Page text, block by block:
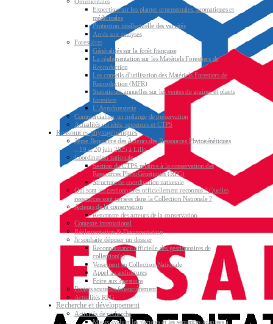
Ornementales
Expertises sur les plantes ornementales, aromatiques et
médicinales
Protection intellectuelle des variétés
Accès aux analyses
Forestières
Généralités sur la forêt française
La réglementation sur les Matériels Forestiers de
Reproduction
Les conseils d’utilisation des Matériels Forestiers de
Reproduction (MFR)
Statistiques annuelles sur les ventes de graines et plants
forestiers
L’Agroforesterie
Commercialiser un mélange de préservation
Actualités variétés, semences et CTPS
Ressources phytogénétiques
3ème Rencontre des Acteurs des Ressources Phytogénétiques
– 19 et 20 juin 2025 à Lille
Coordination nationale
Section du CTPS relative à la conservation des
Ressources PhytoGénétiques (RPG)
Structure de coordination nationale
Qui sont les gestionnaires officiellement reconnus ? Quelles
ressources sont versées dans la Collection Nationale ?
Acteurs de la conservation
Rencontre des acteurs de la conservation
Contexte international
Réglementation & Documentation
Je souhaite déposer un dossier
Reconnaissance officielle des gestionnaires de
collection(s)
Versement en Collection Nationale
Appel à candidatures
Foire aux questions
Projets soutenus financièrement
Actualités RPG
Recherche et développement
Activités de recherche
Mieux évaluer les variétés et les semences adaptées à